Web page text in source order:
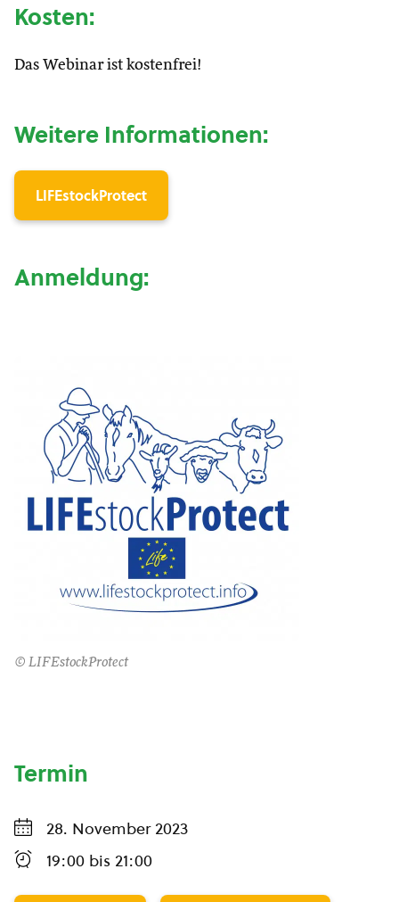
Kosten:
Das Webinar ist kostenfrei!
Weitere Informationen:
LIFEstockProtect
Anmeldung:
© LIFEstockProtect
Termin
28. November 2023
19:00 bis 21:00